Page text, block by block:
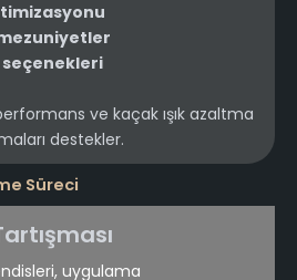
ve kaçak ışık azaltma
destekler.
Süreci
uygulama